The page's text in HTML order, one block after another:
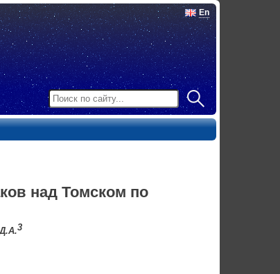
En
над Томском по
3